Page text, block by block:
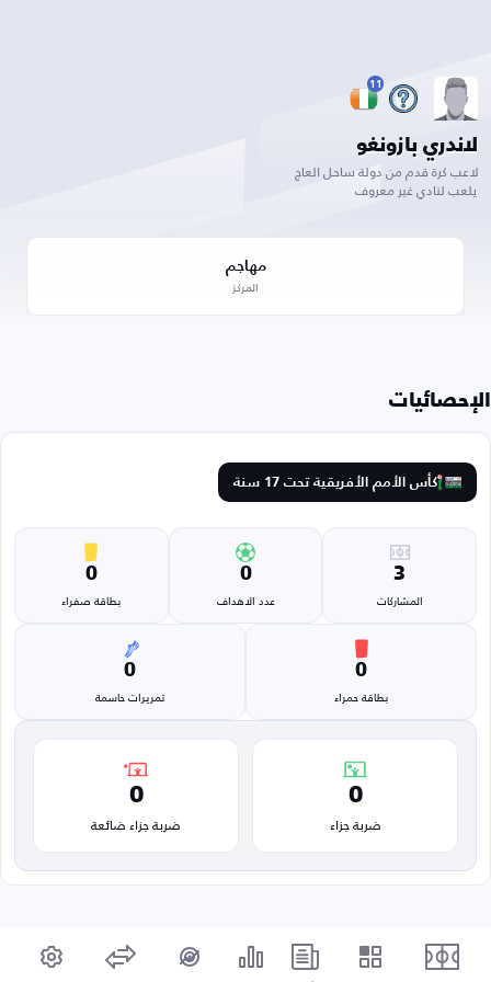
11
لاندري بازونغو
لاعب كرة قدم من دولة ساحل العاج
يلعب لنادي غير معروف
مهاجم
المركز
الإحصائيات
كأس الأمم الأفريقية تحت 17 سنة
3
المشاركات
0
عدد الاهداف
0
بطاقة صفراء
0
بطاقة حمراء
0
تمريرات حاسمة
0
ضربة جزاء
0
ضربة جزاء ضائعة